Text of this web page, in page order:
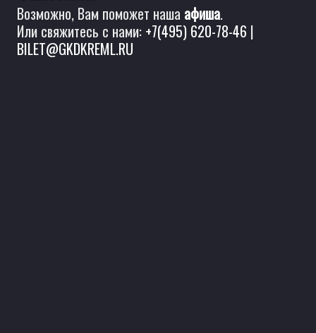
Возможно, Вам поможет наша афиша.
Или свяжитесь с нами: +7(495) 620-78-46 |
BILET@GKDKREML.RU